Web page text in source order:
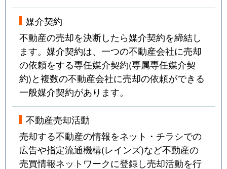
媒介契約
不動産の売却を決断したら媒介契約を締結し
ます。媒介契約は、一つの不動産会社に売却
の依頼をする専任媒介契約(専属専任媒介契
約)と複数の不動産会社に売却の依頼ができる
一般媒介契約があります。
不動産売却活動
売却する不動産の情報をネット・チラシでの
広告や指定流通機構(レインズ)など不動産の
売買情報ネットワークに登録し売却活動を行